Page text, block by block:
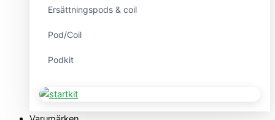
Ersättningspods & coil
Pod/Coil
Podkit